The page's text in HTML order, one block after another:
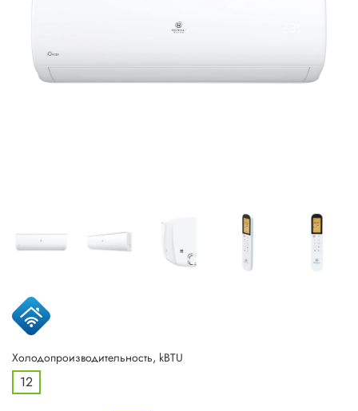
Холодопроизводительность, kBTU
12